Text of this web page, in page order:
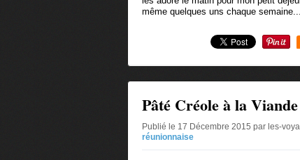
même quelques uns chaque
Pâté Créole à la Viande
Publié le 17 Décembre 2015 par les-
réunionnaise